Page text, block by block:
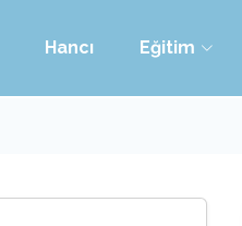
Hancı Eğitim